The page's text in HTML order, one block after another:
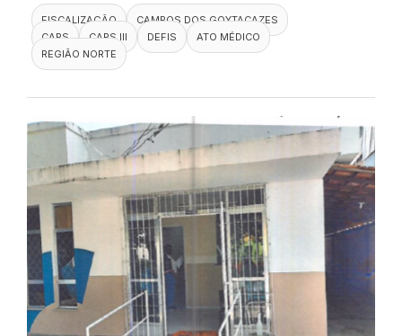
FISCALIZAÇÃO
CAMPOS DOS GOYTACAZES
CAPS
CAPS III DEFIS
ATO MÉDICO
REGIÃO NORTE